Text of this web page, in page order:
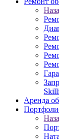
Аренда